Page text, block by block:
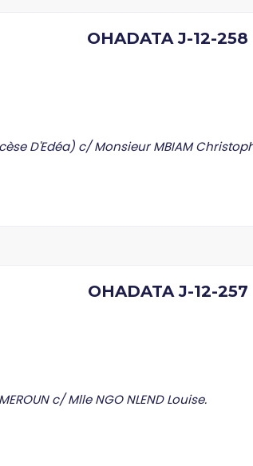
OHADATA J-12-258
D'Edéa) c/ Monsieur MBIAM
OHADATA J-12-257
c/ Mlle NGO NLEND Louise.